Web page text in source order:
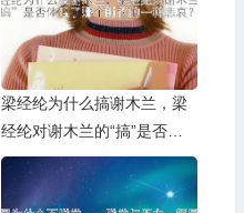
梁经纶为什么搞谢木兰，梁
经纶对谢木兰的“搞”是否体
现了那个时代的一种悲哀？